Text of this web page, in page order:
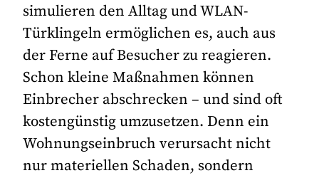
simulieren den Alltag und WLAN-
Türklingeln ermöglichen es, auch aus
der Ferne auf Besucher zu reagieren.
Schon kleine Maßnahmen können
Einbrecher abschrecken – und sind oft
kostengünstig umzusetzen. Denn ein
Wohnungseinbruch verursacht nicht
nur materiellen Schaden, sondern